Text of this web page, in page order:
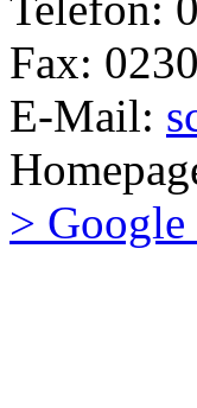
Fax:
E-Mail:
> Google